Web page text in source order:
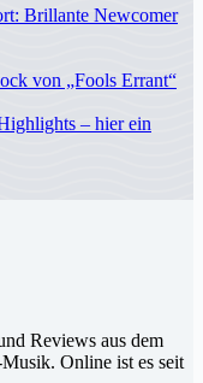
Brillante Newcomer
von „Fools Errant“
– hier ein
Reviews aus dem
Online ist es seit